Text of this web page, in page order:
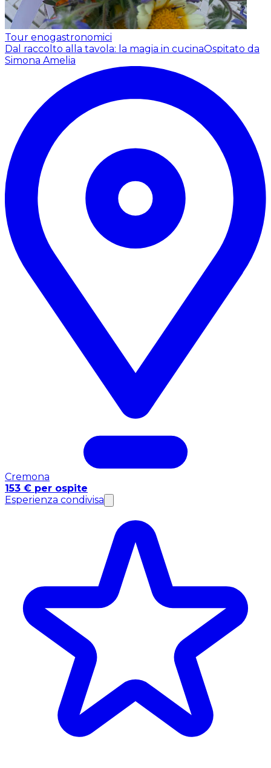
Tour enogastronomici
Dal raccolto alla tavola: la magia in cucinaOspitato da
Simona Amelia
Cremona
153 € per ospite
Esperienza condivisa